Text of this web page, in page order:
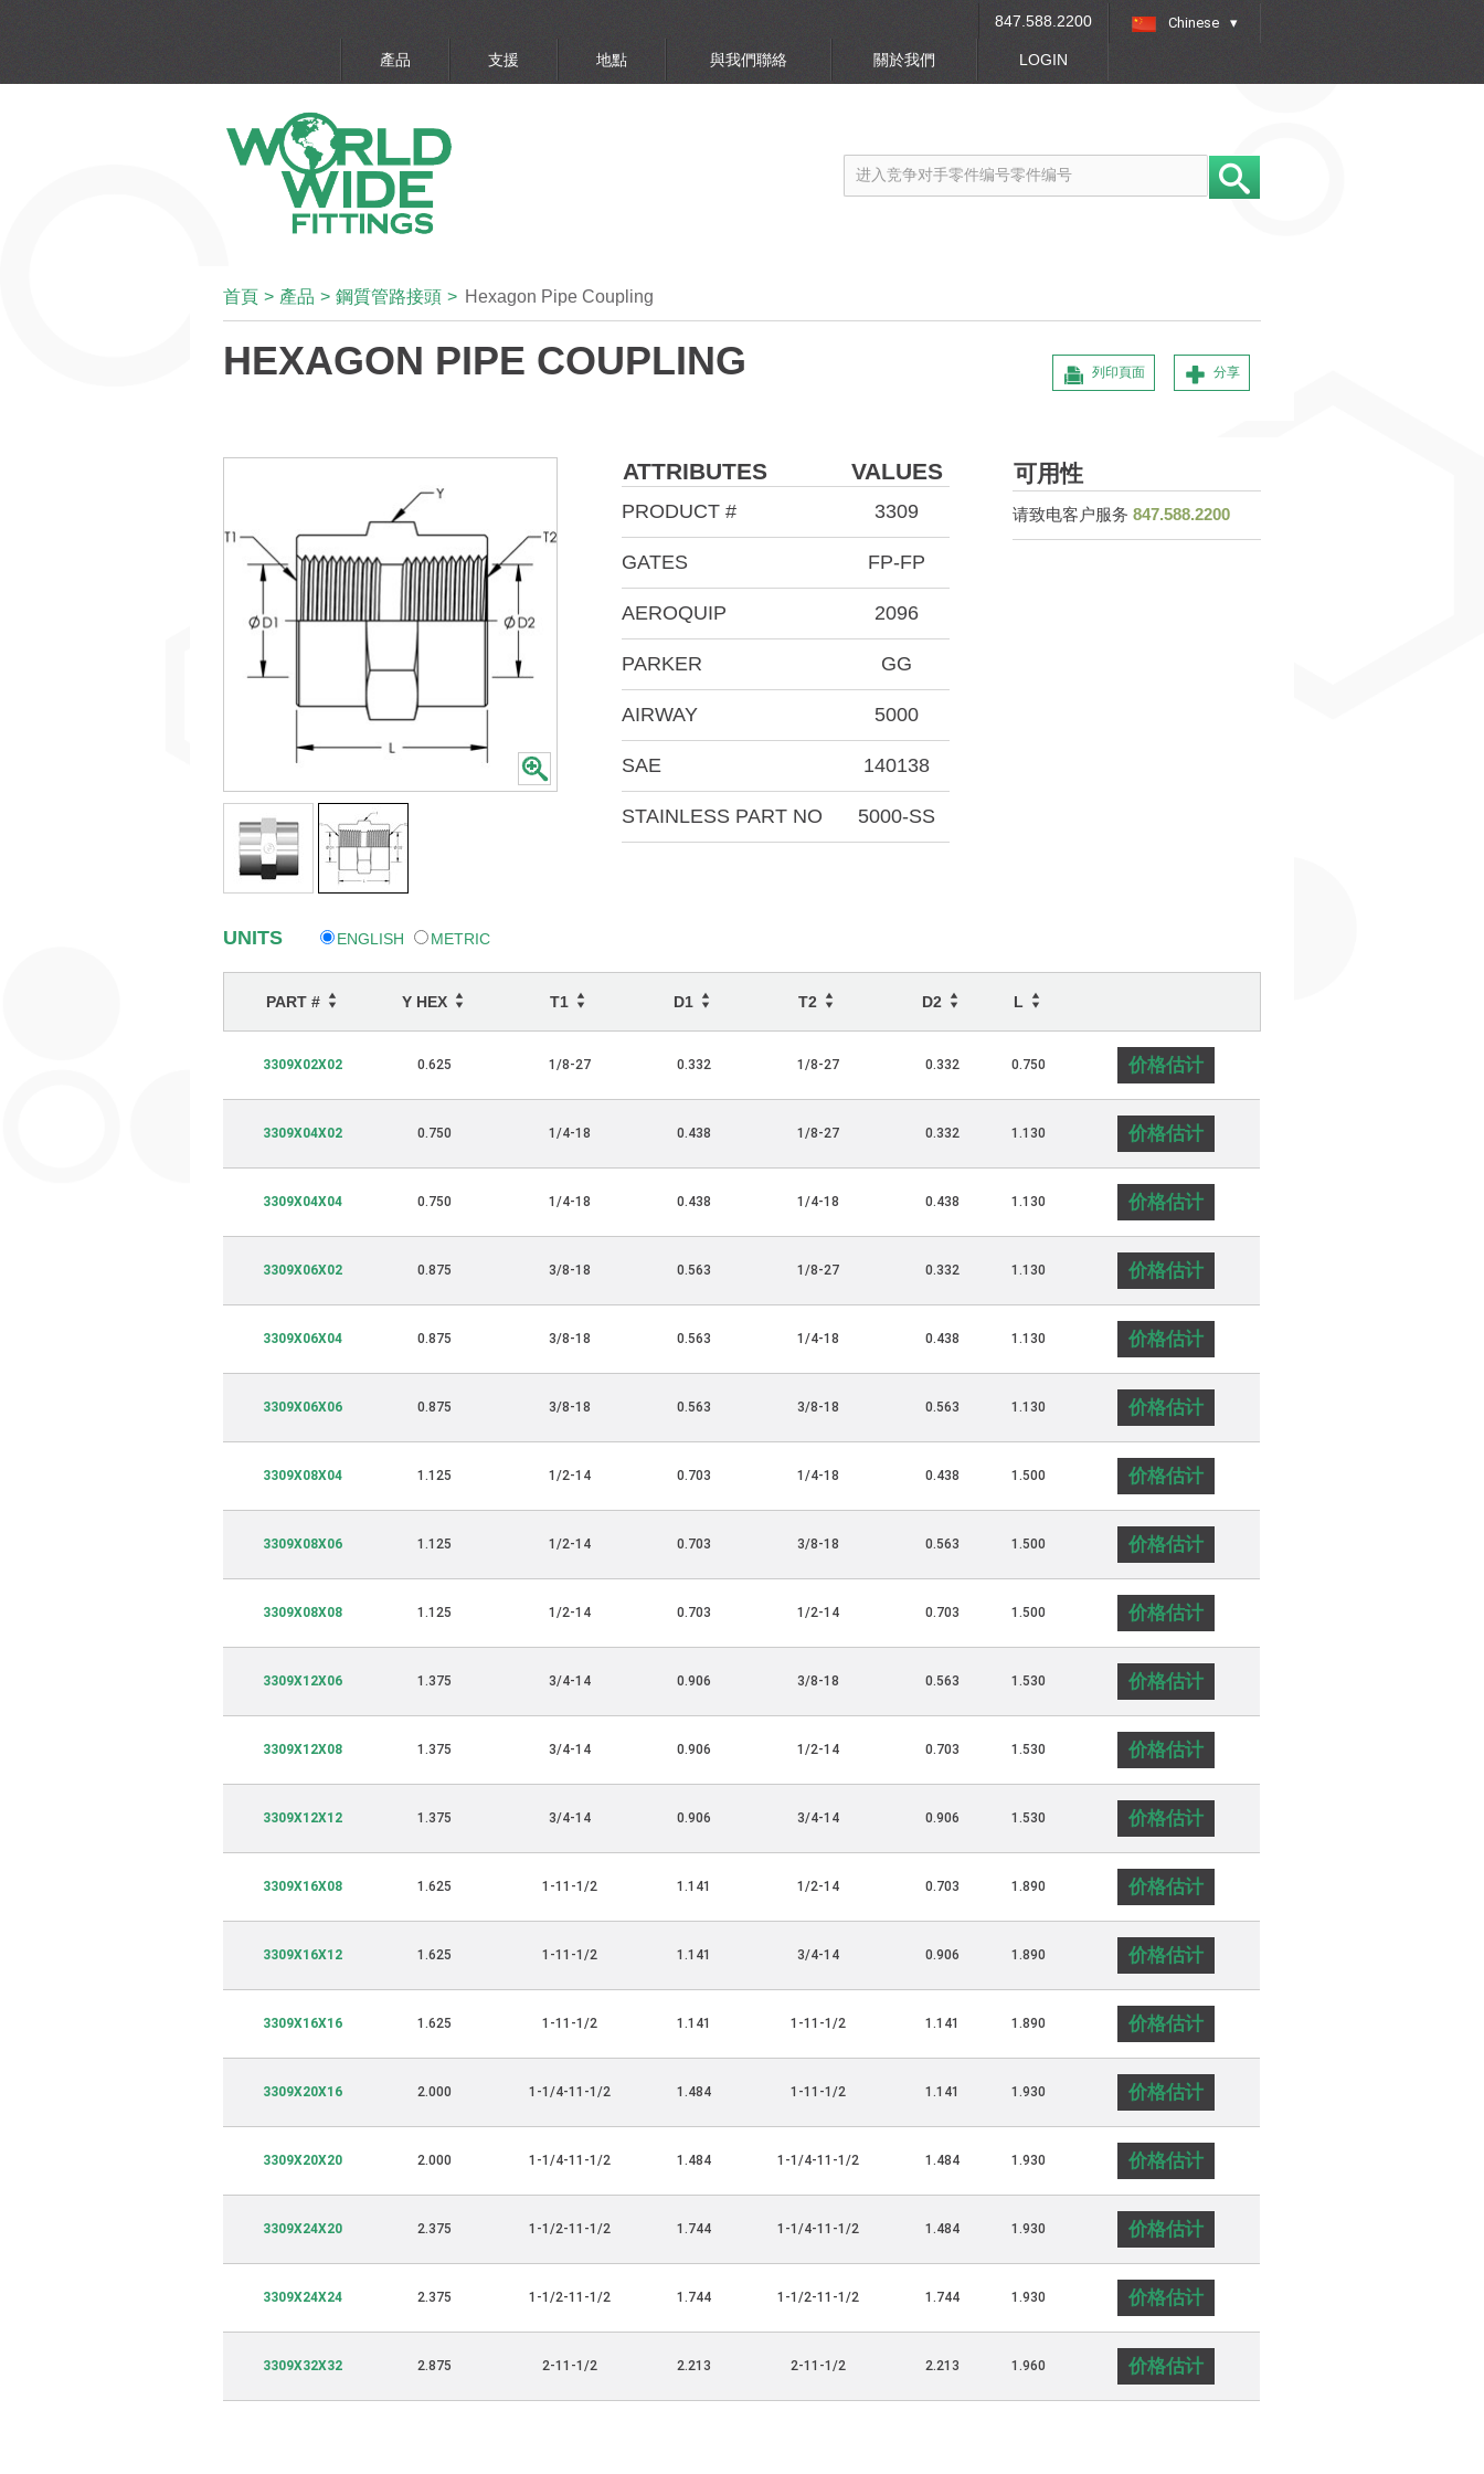
Chinese
847.588.2200
產品 支援 地點 與我們聯絡 關於我們 LOGIN
首頁 > 產品 > 鋼質管路接頭 > Hexagon Pipe Coupling
HEXAGON PIPE COUPLING 分享
列印頁面
ATTRIBUTES VALUES
PRODUCT # 3309
GATES FP-FP
AEROQUIP 2096
PARKER GG
AIRWAY 5000
SAE 140138
STAINLESS PART NO 5000-SS
可用性
请致电客户服务 847.588.2200
UNITS ENGLISH METRIC
PART # Y HEX T1 D1 T2 D2 L
3309X02X02 0.625 1/8-27 0.332 1/8-27 0.332 0.750 价格估计
3309X04X02 0.750 1/4-18 0.438 1/8-27 0.332 1.130 价格估计
3309X04X04 0.750 1/4-18 0.438 1/4-18 0.438 1.130 价格估计
3309X06X02 0.875 3/8-18 0.563 1/8-27 0.332 1.130 价格估计
3309X06X04 0.875 3/8-18 0.563 1/4-18 0.438 1.130 价格估计
3309X06X06 0.875 3/8-18 0.563 3/8-18 0.563 1.130 价格估计
3309X08X04 1.125 1/2-14 0.703 1/4-18 0.438 1.500 价格估计
3309X08X06 1.125 1/2-14 0.703 3/8-18 0.563 1.500 价格估计
3309X08X08 1.125 1/2-14 0.703 1/2-14 0.703 1.500 价格估计
3309X12X06 1.375 3/4-14 0.906 3/8-18 0.563 1.530 价格估计
3309X12X08 1.375 3/4-14 0.906 1/2-14 0.703 1.530 价格估计
3309X12X12 1.375 3/4-14 0.906 3/4-14 0.906 1.530 价格估计
3309X16X08 1.625 1-11-1/2 1.141 1/2-14 0.703 1.890 价格估计
3309X16X12 1.625 1-11-1/2 1.141 3/4-14 0.906 1.890 价格估计
3309X16X16 1.625 1-11-1/2 1.141 1-11-1/2 1.141 1.890 价格估计
3309X20X16 2.000 1-1/4-11-1/2 1.484 1-11-1/2 1.141 1.930 价格估计
3309X20X20 2.000 1-1/4-11-1/2 1.484 1-1/4-11-1/2 1.484 1.930 价格估计
3309X24X20 2.375 1-1/2-11-1/2 1.744 1-1/4-11-1/2 1.484 1.930 价格估计
3309X24X24 2.375 1-1/2-11-1/2 1.744 1-1/2-11-1/2 1.744 1.930 价格估计
3309X32X32 2.875 2-11-1/2 2.213 2-11-1/2 2.213 1.960 价格估计